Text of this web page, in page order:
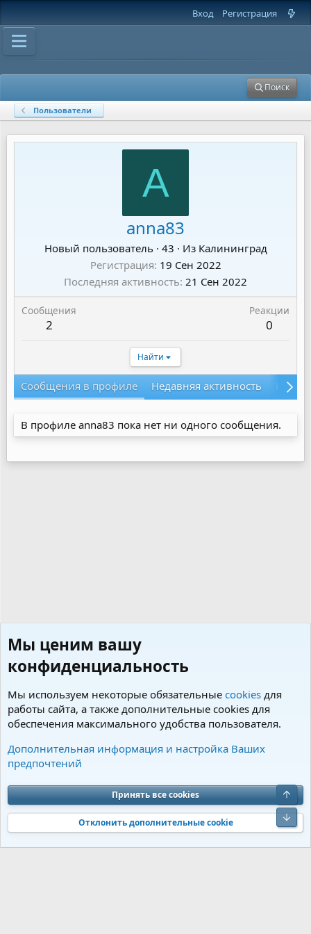
Вход Регистрация
Поиск
Пользователи
A
anna83
Новый пользователь · 43 · Из Калининград
Регистрация 19 Сен 2022
Последняя активность 21 Сен 2022
Сообщения
2
Реакции
0
Найти
Сообщения в профиле Недавняя активность
В профиле anna83 пока нет ни одного сообщения.
Пользователи
Cookies Charm by DCom
Обратная связь
Условия и правила
Политика конфиденциальности
Помощь
S
S
Community platform by XenForo® © 2010-2026 XenForo Ltd. Перевод от
Jumuro®|Media embeds via s9e/MediaSites
Мы ценим вашу
конфиденциальность
Мы используем некоторые обязательные cookies для
работы сайта, а также дополнительные cookies для
обеспечения максимального удобства пользователя.
Дополнительная информация и настройка Ваших
предпочтений
Принять все cookies
Отклонить дополнительные cookie
Верх
Низ